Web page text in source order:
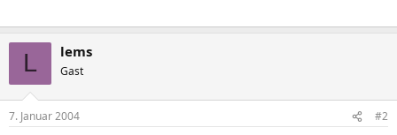
L lems
Gast
7. Januar 2004 #2